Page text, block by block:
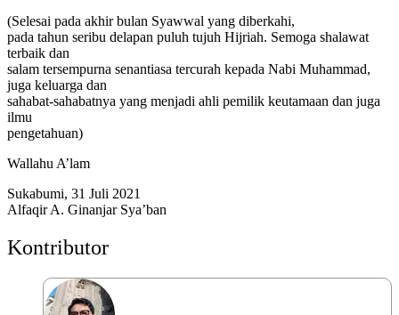
(Selesai pada akhir bulan Syawwal yang diberkahi,
pada tahun seribu delapan puluh tujuh Hijriah. Semoga shalawat
terbaik dan
salam tersempurna senantiasa tercurah kepada Nabi Muhammad,
juga keluarga dan
sahabat-sahabatnya yang menjadi ahli pemilik keutamaan dan juga
ilmu
pengetahuan)
Wallahu A’lam
Sukabumi, 31 Juli 2021
Alfaqir A. Ginanjar Sya’ban
Kontributor